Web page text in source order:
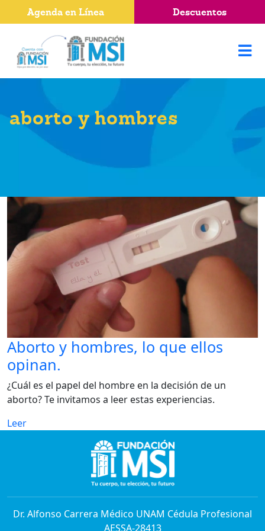
aborto y hombres
Aborto y hombres, lo que ellos
opinan.
¿Cuál es el papel del hombre en la decisión de un
aborto? Te invitamos a leer estas experiencias.
Leer
Dr. Alfonso Carrera Médico UNAM Cédula Profesional
AESSA-28413
Agenda en Línea Descuentos